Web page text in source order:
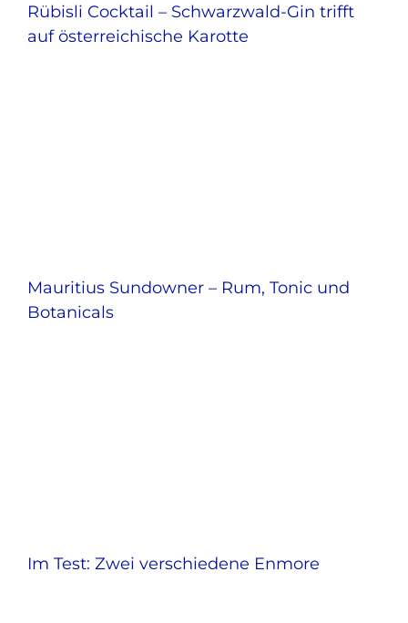
Rübisli Cocktail – Schwarzwald-Gin trifft
auf österreichische Karotte
Mauritius Sundowner – Rum, Tonic und
Botanicals
Im Test: Zwei verschiedene Enmore